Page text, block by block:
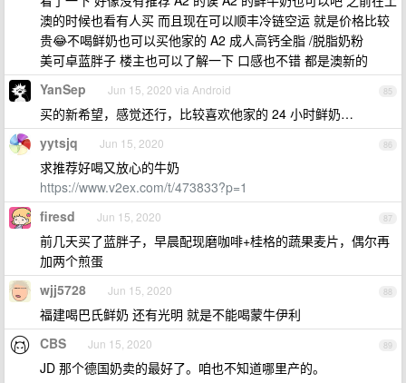
澳的时候也看有人买 而且现在可以顺丰冷链空运 就是价格比较
贵😂不喝鲜奶也可以买他家的 A2 成人高钙全脂 /脱脂奶粉
美可卓蓝胖子 楼主也可以了解一下 口感也不错 都是澳新的
85
YanSep Jun 15, 2020 via Android
买的新希望，感觉还行，比较喜欢他家的 24 小时鲜奶…
86
yytsjq Jun 15, 2020
求推荐好喝又放心的牛奶
https://www.v2ex.com/t/473833?p=1
87
firesd Jun 15, 2020
前几天买了蓝胖子，早晨配现磨咖啡+桂格的蔬果麦片，偶尔再
加两个煎蛋
88
wjj5728 Jun 15, 2020
福建喝巴氏鲜奶 还有光明 就是不能喝蒙牛伊利
89
CBS Jun 15, 2020
JD 那个德国奶卖的最好了。咱也不知道哪里产的。